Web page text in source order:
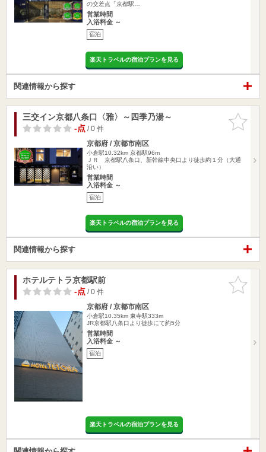
の交差点「京都駅…
営業時間
入浴料金 ～
宿泊
楽天トラベルの宿泊プランを見る
関連情報から探す
お気に入
りに追加
三交イン京都八条口〈雅〉～四季乃湯～
-点/ 0 件
京都府 / 京都市南区
小倉駅10.32km 京都駅96m
ＪＲ 京都駅八条口、新幹線中央口より徒歩約１分（大通
沿い）
営業時間
入浴料金 ～
宿泊
楽天トラベルの宿泊プランを見る
関連情報から探す
お気に入
りに追加
ホテルテトラ京都駅前
-点/ 0 件
京都府 / 京都市南区
小倉駅10.35km 東寺駅333m
JR京都駅八条口より徒歩にて約5分
営業時間
入浴料金 ～
宿泊
楽天トラベルの宿泊プランを見る